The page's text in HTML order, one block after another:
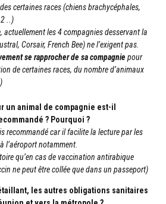
certaines races (chiens brachycéphales,
..)
actuellement les 4 compagnies desservant la
Corsair, French Bee) ne l’exigent pas.
se rapprocher de sa compagnie pour
de certaines races, du nombre d’animaux
un animal de compagnie est-il
? Pourquoi ?
recommandé car il facilite la lecture par les
l’aéroport notamment.
qu’en cas de vaccination antirabique
ne peut être collée que dans un passeport)
les autres obligations sanitaires